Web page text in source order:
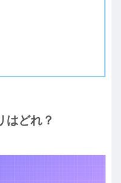
はどれ？